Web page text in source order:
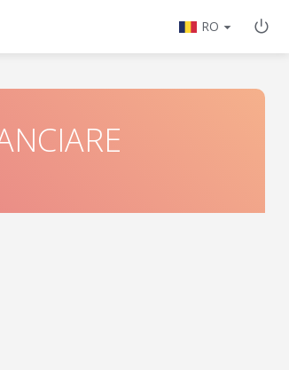
RO